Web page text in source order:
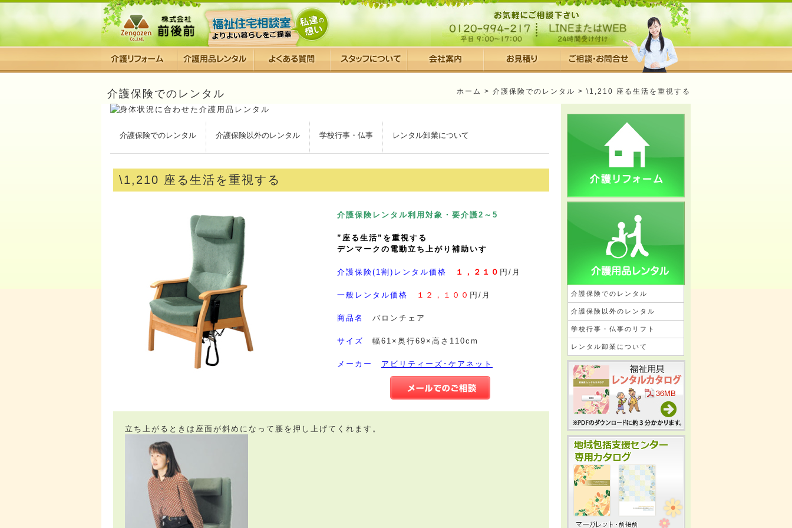
介護保険でのレンタル ホーム > 介護保険でのレンタル > \1,210 座る生活を重視する
介護保険でのレンタル 介護保険以外のレンタル 学校行事・仏事 レンタル卸業について
\1,210 座る生活を重視する
介護保険レンタル利用対象・要介護2～5
”座る生活”を重視する
デンマークの電動立ち上がり補助いす
介護保険(1割)レンタル価格 １，２１０ 円/月
一般レンタル価格 １２，１００ 円/月
商品名 バロンチェア
サイズ 幅61×奥行69×高さ110cm
メーカー アビリティーズ･ケアネット
立ち上がるときは座面が斜めになって腰を押し上げてくれます。
介護保険でのレンタル
介護保険以外のレンタル
学校行事・仏事のリフト
レンタル卸業について